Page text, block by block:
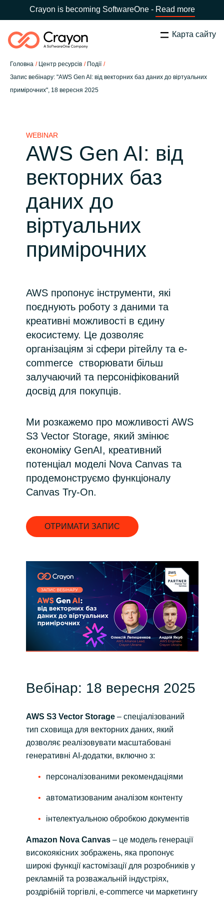
Crayon is becoming SoftwareOne - Read more
Карта сайту
Головна Центр ресурсів
Події
Запис вебінару: "AWS Gen AI: від векторних баз даних до віртуальних
примірочних", 18 вересня 2025
Africa
Australia
Austria
Denmark
Estonia
Finland
France
Germany
Iceland
India
Kingdom of Saudi Arabia
Latvia
Lithuania
Malaysia
Middle East
Norway
Oman
Philippines
Portugal
Qatar
Serbia
Пошук Закрити
Наша експертиза
Центр ресурсів
Партнерство (дистрибуція)
Кампанії
Про нас
Зв'яжіться з нами
Команда Crayon
WEBINAR
AWS Gen AI: від
векторних баз
даних до
віртуальних
примірочних
AWS пропонує інструменти, які
поєднують роботу з даними та
креативні можливості в єдину
екосистему. Це дозволяє
організаціям зі сфери рітейлу та e-
commerce створювати більш
залучаючий та персоніфікований
досвід для покупців.
Ми розкажемо про можливості AWS
S3 Vector Storage, який змінює
економіку GenAI, креативний
потенціал моделі Nova Canvas та
продемонструємо функціоналу
Canvas Try-On.
ОТРИМАТИ ЗАПИС
Вебінар: 18 вересня 2025
AWS S3 Vector Storage– спеціалізований
тип сховища для векторних даних, який
дозволяє реалізовувати масштабовані
генеративні AI-додатки, включно з:
персоналізованими рекомендаціями
автоматизованим аналізом контенту
інтелектуальною обробкою документів
Amazon Nova Canvas– це модель генерації
високоякісних зображень, яка пропонує
широкі функції кастомізації для розробників у
рекламній та розважальній індустріях,
роздрібній торгівлі, e-commerce чи маркетингу